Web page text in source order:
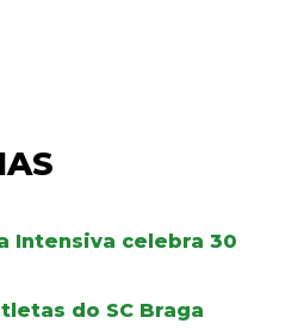
Intensiva celebra 30
do SC Braga